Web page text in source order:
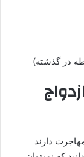
در گذشته)
دارند